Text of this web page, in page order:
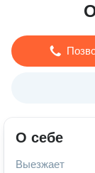
О себе
Выезжает